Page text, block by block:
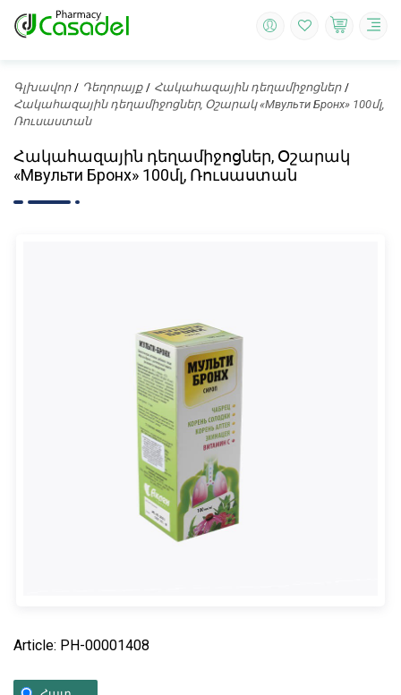
Գլխավոր Դեղորայք
Հակահազային դեղամիջոցներ
Հակահազային դեղամիջոցներ, Օշարակ «Мвульти Бронх» 100մլ,
Ռուսաստան
Հակահազային դեղամիջոցներ, Օշարակ
«Мвульти Бронх» 100մլ, Ռուսաստան
Article: PH-00001408